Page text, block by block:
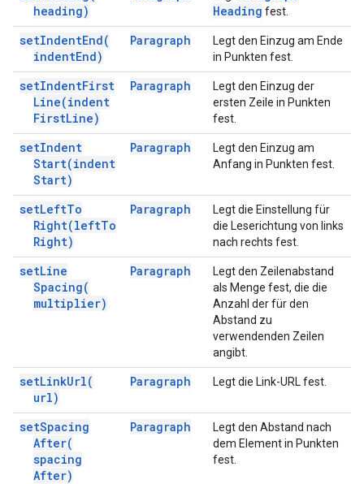
heading)
Heading fest.
setIndentEnd(
indentEnd)
Paragraph
Legt den Einzug am Ende
in Punkten fest.
setIndentFirst
Line(indent
FirstLine)
Paragraph
Legt den Einzug der
ersten Zeile in Punkten
fest.
setIndent
Start(indent
Start)
Paragraph
Legt den Einzug am
Anfang in Punkten fest.
setLeftTo
Right(leftTo
Right)
Paragraph
Legt die Einstellung für
die Leserichtung von links
nach rechts fest.
setLine
Spacing(
multiplier)
Paragraph
Legt den Zeilenabstand
als Menge fest, die die
Anzahl der für den
Abstand zu
verwendenden Zeilen
angibt.
setLinkUrl(
url)
Paragraph Legt die Link-URL fest.
setSpacing
After(
spacing
After)
Paragraph
Legt den Abstand nach
dem Element in Punkten
fest.